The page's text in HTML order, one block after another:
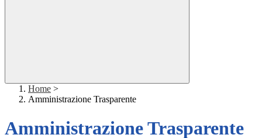
Home >
Amministrazione Trasparente
Amministrazione Trasparente